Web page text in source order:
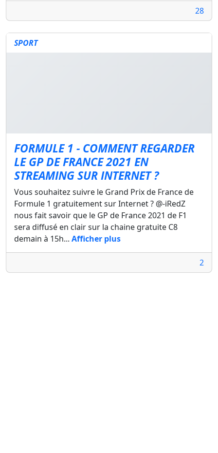
28
SPORT
FORMULE 1 - COMMENT REGARDER
LE GP DE FRANCE 2021 EN
STREAMING SUR INTERNET ?
Vous souhaitez suivre le Grand Prix de France de
Formule 1 gratuitement sur Internet ? @-iRedZ
nous fait savoir que le GP de France 2021 de F1
sera diffusé en clair sur la chaine gratuite C8
demain à 15h... Afficher plus
2